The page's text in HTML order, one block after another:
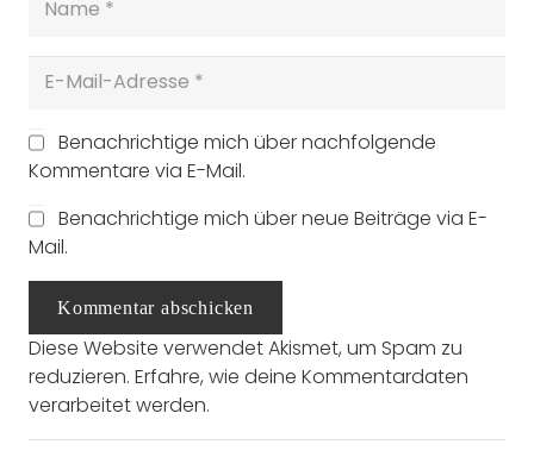
Benachrichtige mich über nachfolgende
Kommentare via E-Mail.
Benachrichtige mich über neue Beiträge via E-
Mail.
Kommentar abschicken
Diese Website verwendet Akismet, um Spam zu
reduzieren. Erfahre, wie deine Kommentardaten
verarbeitet werden.